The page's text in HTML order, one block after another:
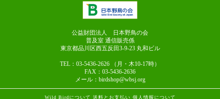
公益財団法人 日本野鳥の会
普及室 通信販売係
東京都品川区西五反田3-9-23 丸和ビル
TEL：03-5436-2626
（月・木10-17時）
FAX：03-5436-2636
メール：birdshop@wbsj.org
Wild Birdについて 送料とお支払い 個人情報について